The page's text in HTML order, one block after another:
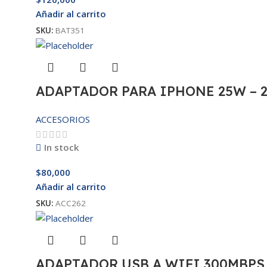
Añadir al carrito
SKU: BAT351
ADAPTADOR PARA IPHONE 25W –
ACCESORIOS
In stock
$80,000
Añadir al carrito
SKU: ACC262